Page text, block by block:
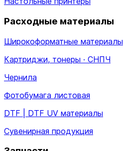
Расходные материалы
Широкоформатные материалы
Картриджи, тонеры · СНПЧ
Чернила
Фотобумага листовая
DTF | DTF UV материалы
Сувенирная продукция